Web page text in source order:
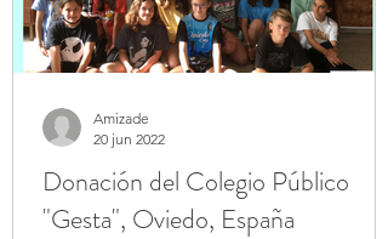
Donación del Colegio Público
"Gesta", Oviedo, España
Amizade
20 jun 2022